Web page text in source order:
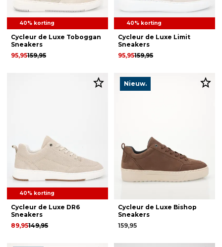
40% korting
Cycleur de Luxe Toboggan
Sneakers
159,95
95,95
40% korting
Cycleur de Luxe Limit
Sneakers
159,95
95,95
40% korting
Cycleur de Luxe DR6
Sneakers
149,95
89,95
Nieuw.
Cycleur de Luxe Bishop
Sneakers
159,95